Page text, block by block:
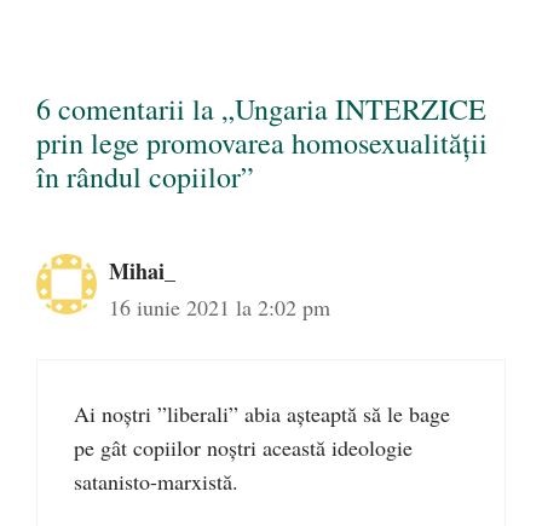
6 comentarii la „Ungaria INTERZICE
prin lege promovarea homosexualității
în rândul copiilor”
Mihai_
16 iunie 2021 la 2:02 pm
Ai noștri ”liberali” abia așteaptă să le bage
pe gât copiilor noștri această ideologie
satanisto-marxistă.